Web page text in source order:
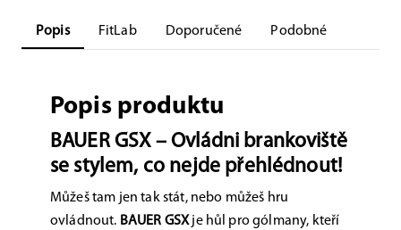
Popis FitLab Doporučené Podobné
Popis produktu
BAUER GSX – Ovládni brankoviště
se stylem, co nejde přehlédnout!
Můžeš tam jen tak stát, nebo můžeš hru
ovládnout. BAUER GSXje hůl pro gólmany, kteří